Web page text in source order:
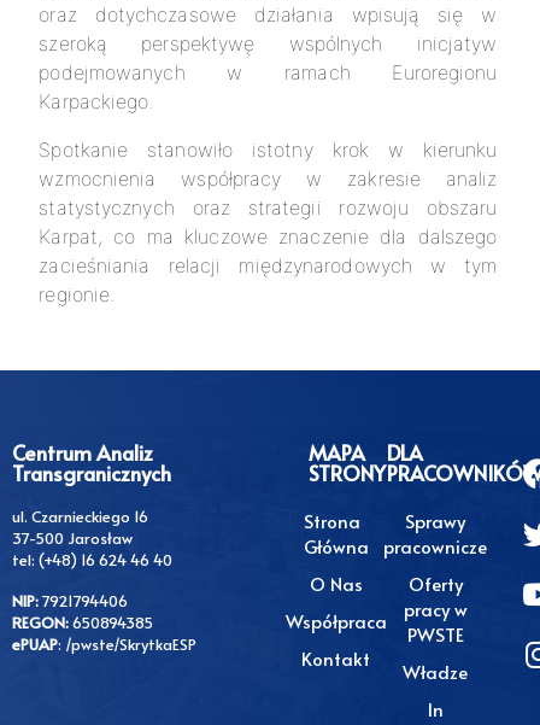
oraz dotychczasowe działania wpisują się w
szeroką perspektywę wspólnych inicjatyw
podejmowanych w ramach Euroregionu
Karpackiego.
Spotkanie stanowiło istotny krok w kierunku
wzmocnienia współpracy w zakresie analiz
statystycznych oraz strategii rozwoju obszaru
Karpat, co ma kluczowe znaczenie dla dalszego
zacieśniania relacji międzynarodowych w tym
regionie.
Centrum Analiz
Transgranicznych
ul. Czarnieckiego 16
37-500 Jarosław
tel: (+48) 16 624 46 40
NIP:7921794406
REGON:650894385
ePUAP: /pwste/SkrytkaESP
MAPA
STRONY
Strona
Główna
O Nas
Współpraca
Kontakt
DLA
Sprawy
pracownicze
Oferty
pracy w
PWSTE
Władze
In